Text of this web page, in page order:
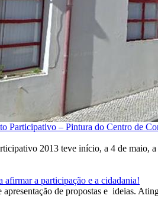
Participativo – Pintura do Centro de
2013 teve início, a 4 de maio,
afirmar a participação e a cidadania!
de propostas e ideias.